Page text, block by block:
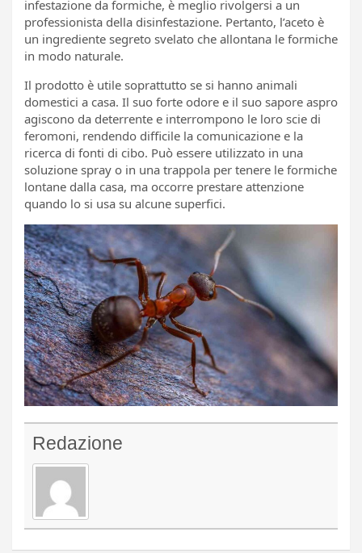
infestazione da formiche, è meglio rivolgersi a un
professionista della disinfestazione. Pertanto, l’aceto è
un ingrediente segreto svelato che allontana le formiche
in modo naturale.
Il prodotto è utile soprattutto se si hanno animali
domestici a casa. Il suo forte odore e il suo sapore aspro
agiscono da deterrente e interrompono le loro scie di
feromoni, rendendo difficile la comunicazione e la
ricerca di fonti di cibo. Può essere utilizzato in una
soluzione spray o in una trappola per tenere le formiche
lontane dalla casa, ma occorre prestare attenzione
quando lo si usa su alcune superfici.
Redazione